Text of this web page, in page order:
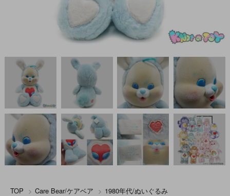
TOP > Care Bear/ケアベア > 1980年代/ぬいぐるみ